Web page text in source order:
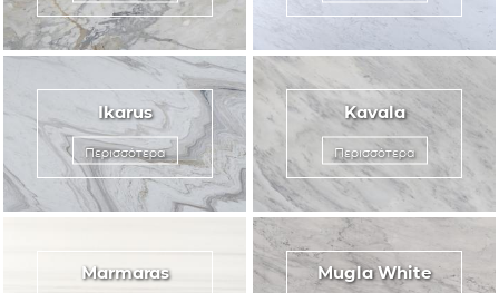
Ikarus
Περισσότερα
Kavala
Περισσότερα
Marmaras Mugla White